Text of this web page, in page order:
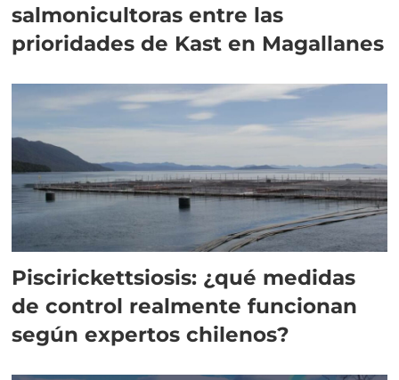
salmonicultoras entre las
prioridades de Kast en Magallanes
Piscirickettsiosis: ¿qué medidas
de control realmente funcionan
según expertos chilenos?